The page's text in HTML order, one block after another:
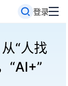
登录
“人找
“AI+”